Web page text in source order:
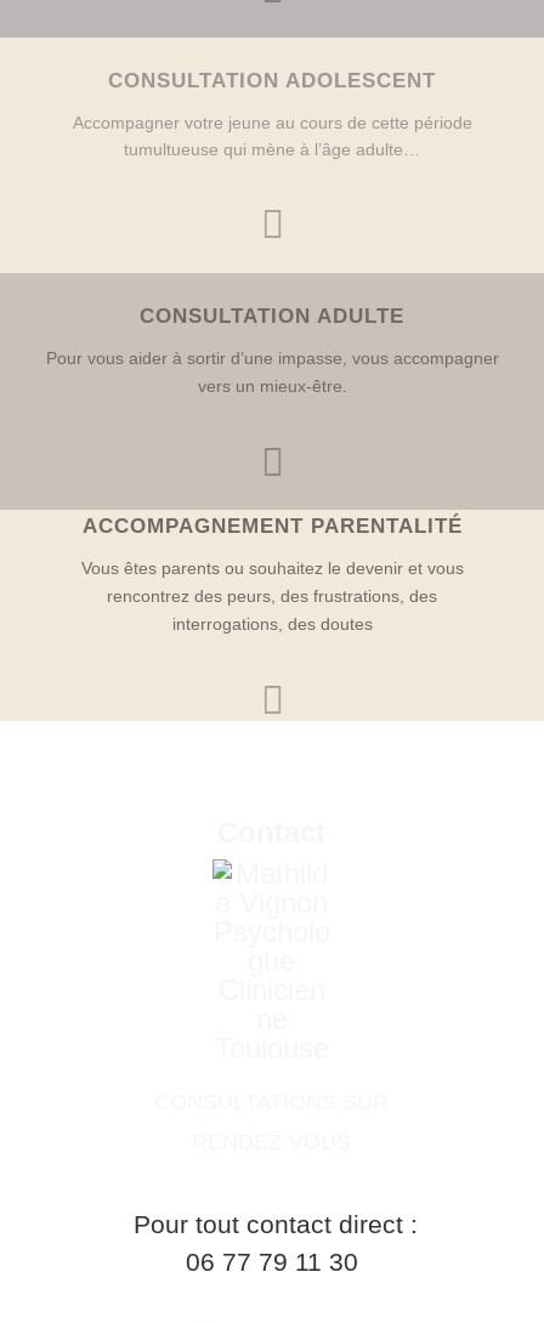
CONSULTATION ADOLESCENT
Accompagner votre jeune au cours de cette période
tumultueuse qui mène à l’âge adulte…

CONSULTATION ADULTE
Pour vous aider à sortir d’une impasse, vous accompagner
vers un mieux-être.

ACCOMPAGNEMENT PARENTALITÉ
Vous êtes parents ou souhaitez le devenir et vous
rencontrez des peurs, des frustrations, des
interrogations, des doutes

Pour tout contact direct :
06 77 79 11 30